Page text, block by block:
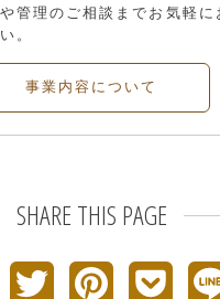
管理のご相談までお気軽に
。
事業内容について
SHARE THIS PAGE